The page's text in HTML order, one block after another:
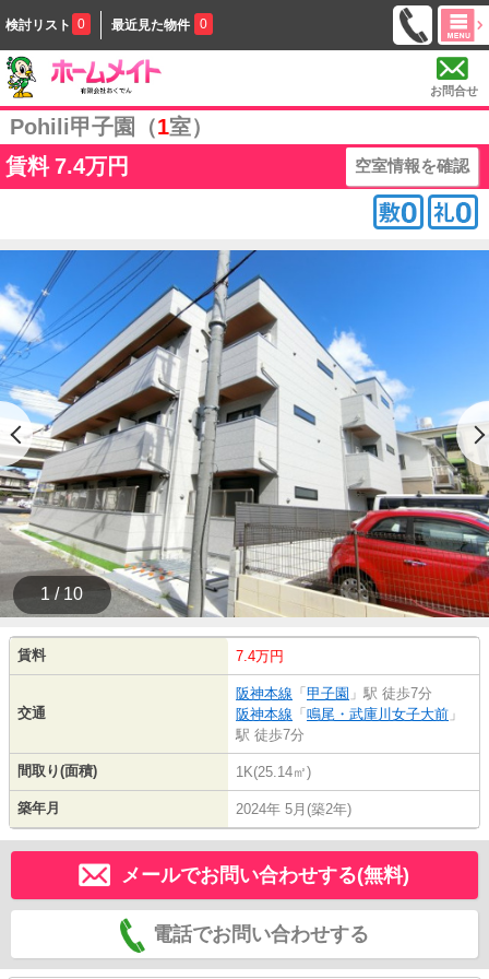
検討リスト 0 最近見た物件 0
お問合せ
Pohili甲子園（1室）
賃料 7.4万円 空室情報を確認
1 / 10
賃料 7.4万円
交通
阪神本線 「 甲子園 」駅 徒歩7分
阪神本線 「 鳴尾・武庫川女子大前 」
駅 徒歩7分
間取り(面積) 1K(25.14㎡)
築年月 2024年 5月(築2年)
メールでお問い合わせする(無料)
電話でお問い合わせする